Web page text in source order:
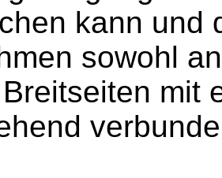
kann und
sowohl
mit